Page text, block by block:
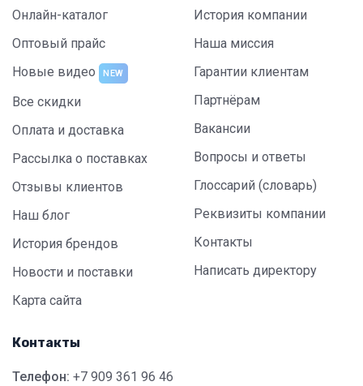
Онлайн-каталог
Оптовый прайс
Новые видео
NEW
Все скидки
Оплата и доставка
Рассылка о поставках
Отзывы клиентов
Наш блог
История брендов
Новости и поставки
Карта сайта
История компании
Наша миссия
Гарантии клиентам
Партнёрам
Вакансии
Вопросы и ответы
Глоссарий (словарь)
Реквизиты компании
Контакты
Написать директору
Контакты
Телефон: +7 909 361 96 46